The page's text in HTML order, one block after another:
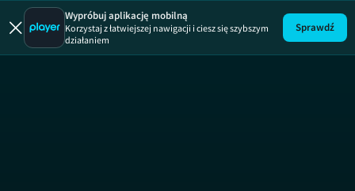
Wypróbuj aplikację mobilną
Korzystaj z łatwiejszej nawigacji i ciesz się szybszym
działaniem
Sprawdź